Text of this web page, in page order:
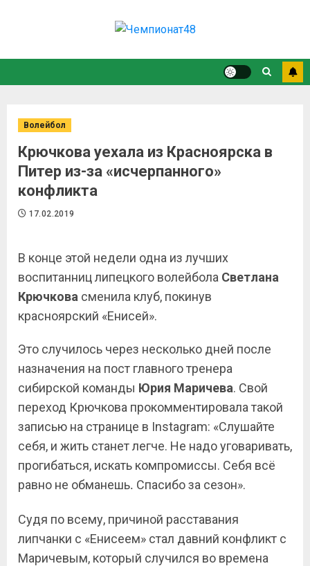
Волейбол
Крючкова уехала из Красноярска в
Питер из-за «исчерпанного»
конфликта
17.02.2019
В конце этой недели одна из лучших
воспитанниц липецкого волейбола Светлана
Крючкова сменила клуб, покинув
красноярский «Енисей».
Это случилось через несколько дней после
назначения на пост главного тренера
сибирской команды Юрия Маричева. Свой
переход Крючкова прокомментировала такой
записью на странице в Instagram: «Слушайте
себя, и жить станет легче. Не надо уговаривать,
прогибаться, искать компромиссы. Себя всё
равно не обманешь. Спасибо за сезон».
Судя по всему, причиной расставания
липчанки с «Енисеем» стал давний конфликт с
Маричевым, который случился во времена